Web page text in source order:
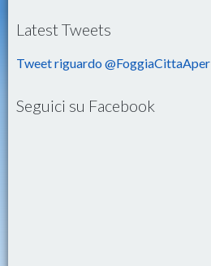
Latest Tweets
Tweet riguardo @FoggiaCittaAper
Seguici su Facebook